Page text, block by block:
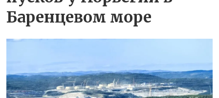
Баренцевом море